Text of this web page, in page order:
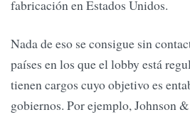
fabricación en Estados Unidos.
Nada de eso se consigue sin
países en los que el lobby está
tienen cargos cuyo objetivo es
gobiernos. Por ejemplo, Johnson